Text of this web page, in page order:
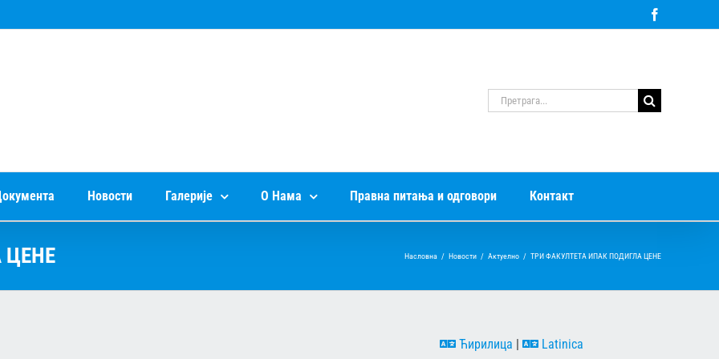
Претрага
за:
Новости Галерије О Нама Правна питања и одговори Контакт
ЦЕНЕ Насловна / Новости / Актуелно / ТРИ ФАКУЛТЕТА ИПАК ПОДИГЛА ЦЕНЕ
Ћирилица Latinica